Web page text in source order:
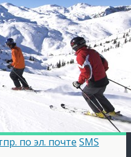
по эл. почте SMS